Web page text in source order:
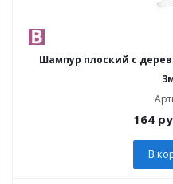
Шампур плоский с
164
В